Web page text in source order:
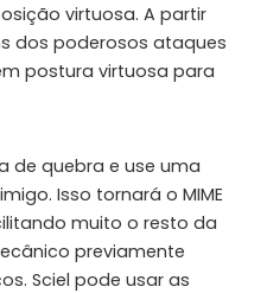
virtuosa. A partir
dos poderosos ataques
postura virtuosa para
de quebra e use uma
Isso tornará o MIME
muito o resto da
previamente
Sciel pode usar as